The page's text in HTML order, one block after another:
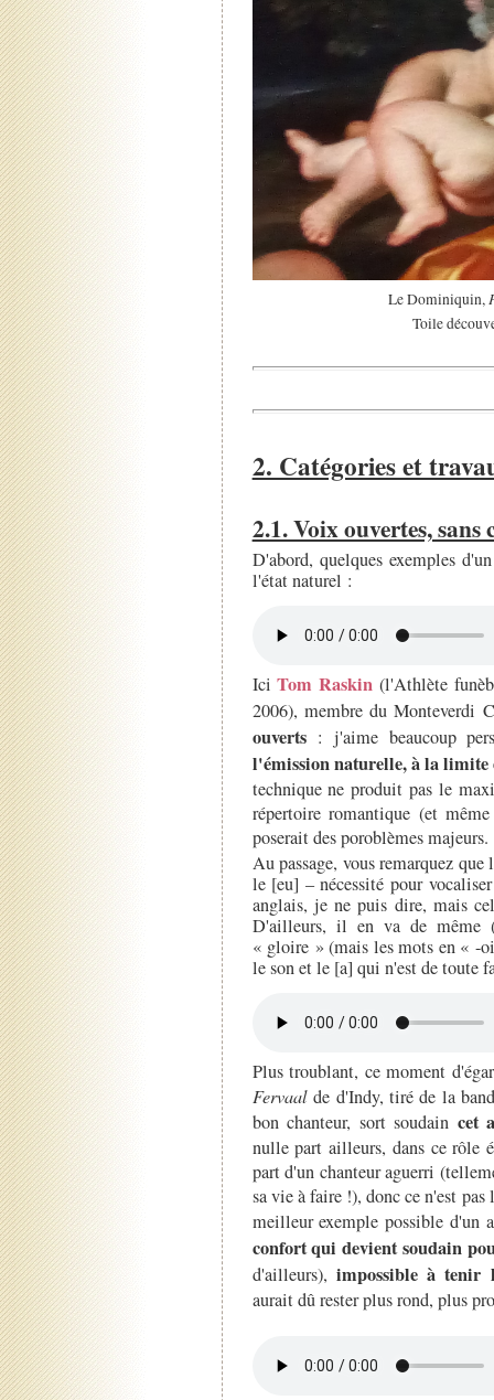
Le Dominiquin,
Toile
2. Catégories et
2.1. Voix ouvertes, sans
D'abord, quelques exemples
l'état naturel :
IciTom Raskin (l'Athlète
2006), membre du Monteverdi
ouverts: j'aime beaucoup
l'émission naturelle, à la
technique ne produit pas le
répertoire romantique (et
poserait des poroblèmes majeurs.
Au passage, vous remarquez
le [eu] – nécessité pour
anglais, je ne puis dire, mais
D'ailleurs, il en va de même
« gloire » (mais les mots en « -
le son et le [a] qui n'est de toute
Plus troublant, ce moment
Fervaalde d'Indy, tiré de la
bon chanteur, sort soudain cet
nulle part ailleurs, dans ce rôle
part d'un chanteur aguerri
sa vie à faire !), donc ce n'est
meilleur exemple possible d'un
confort qui devient soudain
d'ailleurs), impossible à tenir
aurait dû rester plus rond, plus